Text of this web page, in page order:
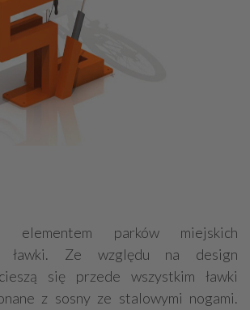
elementem parków miejskich
ławki. Ze względu na design
się przede wszystkim ławki
z sosny ze stalowymi nogami.